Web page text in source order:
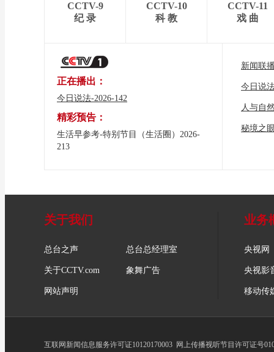
CCTV-9
纪 录
CCTV-10
科 教
CCTV-11
戏 曲
正在播出：
今日说法-2026-142
精彩预告：
生活早参考-特别节目（生活圈）2026-
213
新闻联
今日说
人与自
秘境之
关于我们
总台之声 总台总经理室
关于CCTV.com 象舞广告
网站声明
业务
央视网
央视影
移动传
互联网新闻信息服务许可证10120170003 网上传播视听节目许可证号